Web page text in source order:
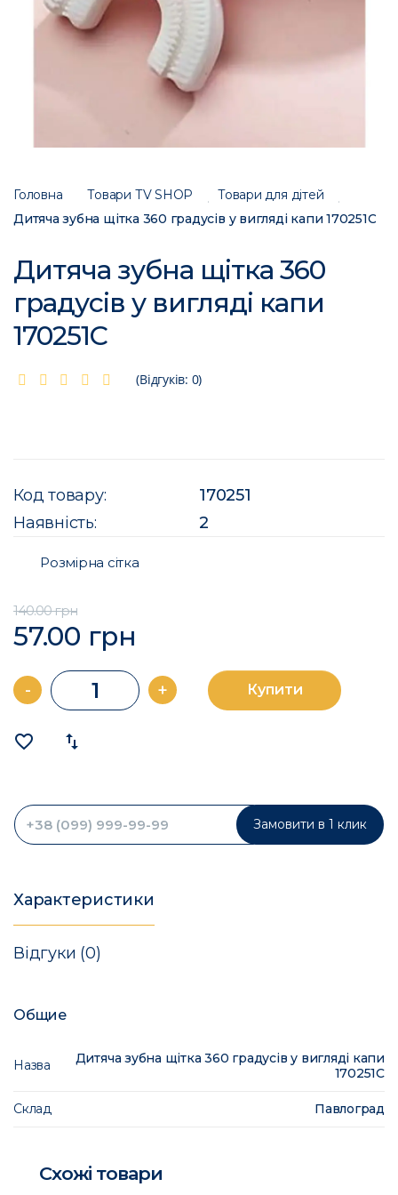
Головна Товари ТV SHOP
Товари для дітей
Дитяча зубна щітка 360 градусів у вигляді капи 170251C
Дитяча зубна щітка 360
градусів у вигляді капи
170251C
(Відгуків: 0)
Код товару:
170251
Наявність:
2
Розмірна сітка
140.00 грн
57.00 грн
- + Купити
favorite_border import_export
Замовити в 1 клик
Характеристики
Відгуки (0)
Общие
Назва
Дитяча зубна щітка 360 градусів у вигляді капи
170251C
Склад Павлоград
Схожі товари